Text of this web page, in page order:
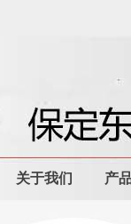
关于我们 产